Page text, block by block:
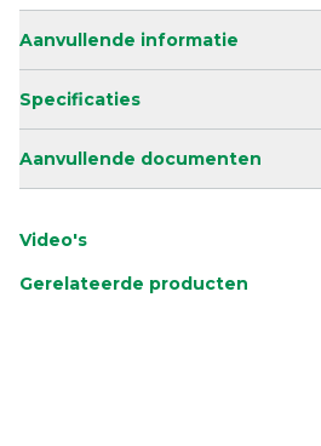
Aanvullende informatie
Specificaties
Aanvullende documenten
Video's
Gerelateerde producten